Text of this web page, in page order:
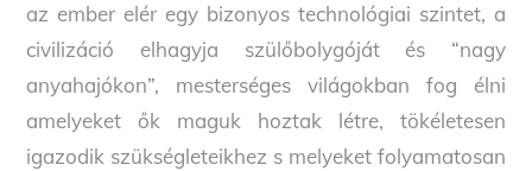
az ember elér egy bizonyos technológiai szintet, a
civilizáció elhagyja szülőbolygóját és “nagy
anyahajókon”, mesterséges világokban fog élni
amelyeket ők maguk hoztak létre, tökéletesen
igazodik szükségleteikhez s melyeket folyamatosan